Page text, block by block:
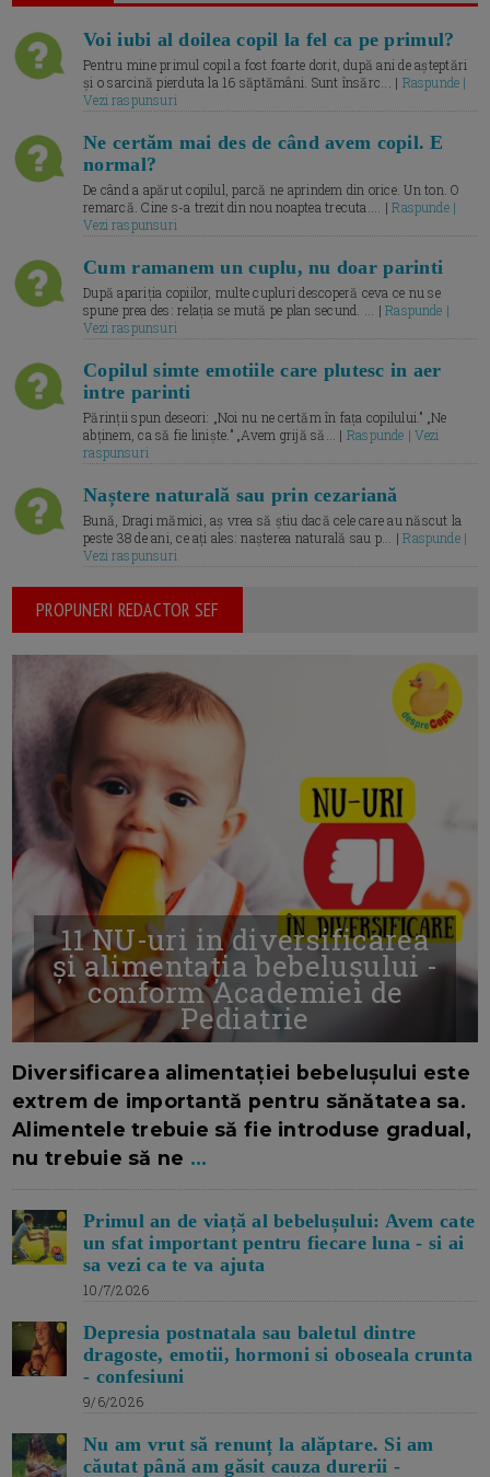
Voi iubi al doilea copil la fel ca pe primul?
Pentru mine primul copil a fost foarte dorit, după ani de așteptări
și o sarcină pierduta la 16 săptămâni. Sunt însărc... | Raspunde |
Vezi raspunsuri
Ne certăm mai des de când avem copil. E
normal?
De când a apărut copilul, parcă ne aprindem din orice. Un ton. O
remarcă. Cine s-a trezit din nou noaptea trecuta.... |Raspunde |
Vezi raspunsuri
Cum ramanem un cuplu, nu doar parinti
După apariția copiilor, multe cupluri descoperă ceva ce nu se
spune prea des: relația se mută pe plan secund. ... |Raspunde |
Vezi raspunsuri
Copilul simte emotiile care plutesc in aer
intre parinti
Părinții spun deseori: „Noi nu ne certăm în fața copilului.” „Ne
abținem, ca să fie liniște.” „Avem grijă să... | Raspunde | Vezi
raspunsuri
Naștere naturală sau prin cezariană
Bună, Dragi mămici, aș vrea să știu dacă cele care au născut la
peste 38 de ani, ce ați ales: nașterea naturală sau p... |Raspunde |
Vezi raspunsuri
PROPUNERI REDACTOR SEF
11 NU-uri in diversificarea
și alimentația bebelușului -
conform Academiei de
Pediatrie
Diversificarea alimentației bebelușului este
extrem de importantă pentru sănătatea sa.
Alimentele trebuie să fie introduse gradual,
nu trebuie să ne ...
Primul an de viață al bebelușului: Avem cate
un sfat important pentru fiecare luna - si ai
sa vezi ca te va ajuta
10/7/2026
Depresia postnatala sau baletul dintre
dragoste, emotii, hormoni si oboseala crunta
- confesiuni
9/6/2026
Nu am vrut să renunț la alăptare. Si am
căutat până am găsit cauza durerii -